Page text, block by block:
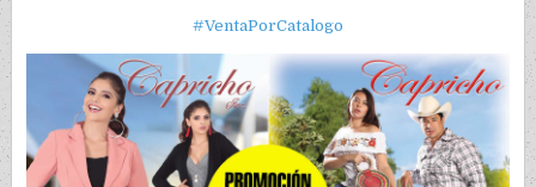
#VentaPorCatalogo